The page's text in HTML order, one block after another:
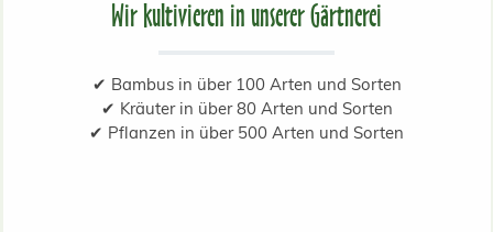
Wir kultivieren in unserer Gärtnerei
✔ Bambus in über 100 Arten und Sorten
✔ Kräuter in über 80 Arten und Sorten
✔ Pflanzen in über 500 Arten und Sorten